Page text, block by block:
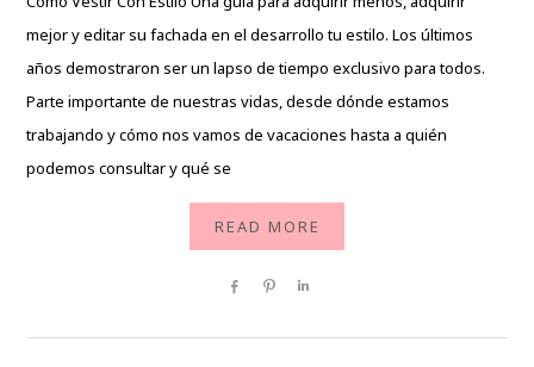
mejor y editar su fachada en el desarrollo tu estilo. Los últimos
años demostraron ser un lapso de tiempo exclusivo para todos.
Parte importante de nuestras vidas, desde dónde estamos
trabajando y cómo nos vamos de vacaciones hasta a quién
podemos consultar y qué se
READ MORE
Share Pin